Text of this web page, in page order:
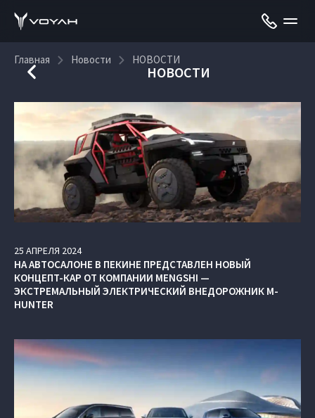
Главная Новости НОВОСТИ
НОВОСТИ
25 АПРЕЛЯ 2024
НА АВТОСАЛОНЕ В ПЕКИНЕ ПРЕДСТАВЛЕН НОВЫЙ
КОНЦЕПТ-КАР ОТ КОМПАНИИ MENGSHI —
ЭКСТРЕМАЛЬНЫЙ ЭЛЕКТРИЧЕСКИЙ ВНЕДОРОЖНИК M-
HUNTER